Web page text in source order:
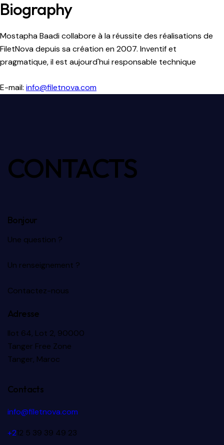
Biography
Mostapha Baadi collabore à la réussite des réalisations de
FiletNova depuis sa création en 2007. Inventif et
pragmatique, il est aujourd'hui responsable technique
E-mail: info@filetnova.com
CONTACTS
Bonjour
Une question ?
Un renseignement ?
Contactez-nous
Adresse
Ilot 64, Lot 2, 90000
Tanger Free Zone
Tanger, Maroc
Contacts
info@filetnova.com
+212 5 39 39 49 23